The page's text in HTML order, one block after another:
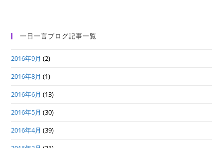
一日一言ブログ記事一覧
2016年9月 (2)
2016年8月 (1)
2016年6月 (13)
2016年5月 (30)
2016年4月 (39)